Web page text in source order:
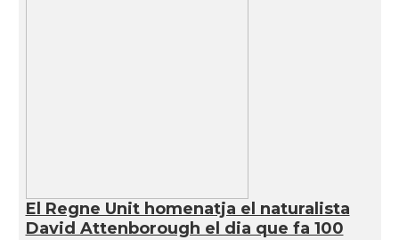
Ambaixada Ambaixada espanyola a Argentina
El Regne Unit homenatja el naturalista
David Attenborough el dia que fa 100